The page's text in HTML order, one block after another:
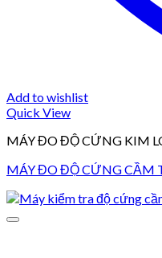
Add to wishlist
Quick View
MÁY ĐO ĐỘ CỨNG KIM
MÁY ĐO ĐỘ CỨNG CẦM